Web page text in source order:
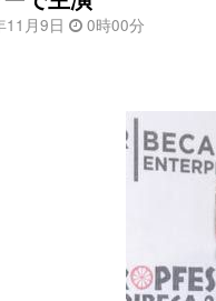
11月9日 0時00分